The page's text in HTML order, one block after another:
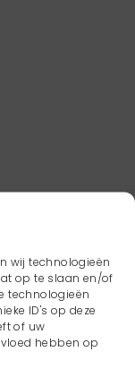
wij technologieën
op te slaan en/of
technologieën
ID's op deze
of uw
hebben op